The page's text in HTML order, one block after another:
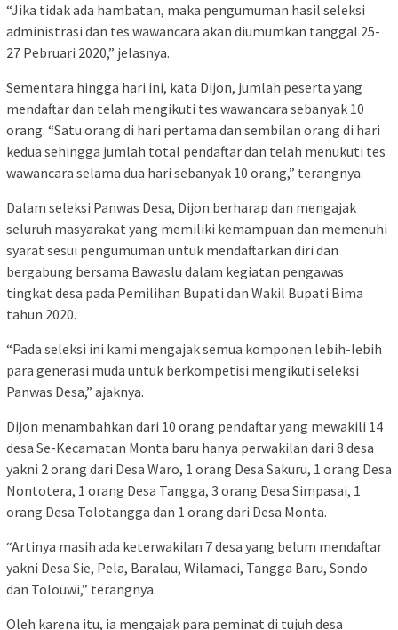
“Jika tidak ada hambatan, maka pengumuman hasil seleksi
administrasi dan tes wawancara akan diumumkan tanggal 25-
27 Pebruari 2020,” jelasnya.
Sementara hingga hari ini, kata Dijon, jumlah peserta yang
mendaftar dan telah mengikuti tes wawancara sebanyak 10
orang. “Satu orang di hari pertama dan sembilan orang di hari
kedua sehingga jumlah total pendaftar dan telah menukuti tes
wawancara selama dua hari sebanyak 10 orang,” terangnya.
Dalam seleksi Panwas Desa, Dijon berharap dan mengajak
seluruh masyarakat yang memiliki kemampuan dan memenuhi
syarat sesui pengumuman untuk mendaftarkan diri dan
bergabung bersama Bawaslu dalam kegiatan pengawas
tingkat desa pada Pemilihan Bupati dan Wakil Bupati Bima
tahun 2020.
“Pada seleksi ini kami mengajak semua komponen lebih-lebih
para generasi muda untuk berkompetisi mengikuti seleksi
Panwas Desa,” ajaknya.
Dijon menambahkan dari 10 orang pendaftar yang mewakili 14
desa Se-Kecamatan Monta baru hanya perwakilan dari 8 desa
yakni 2 orang dari Desa Waro, 1 orang Desa Sakuru, 1 orang Desa
Nontotera, 1 orang Desa Tangga, 3 orang Desa Simpasai, 1
orang Desa Tolotangga dan 1 orang dari Desa Monta.
“Artinya masih ada keterwakilan 7 desa yang belum mendaftar
yakni Desa Sie, Pela, Baralau, Wilamaci, Tangga Baru, Sondo
dan Tolouwi,” terangnya.
Oleh karena itu, ia mengajak para peminat di tujuh desa